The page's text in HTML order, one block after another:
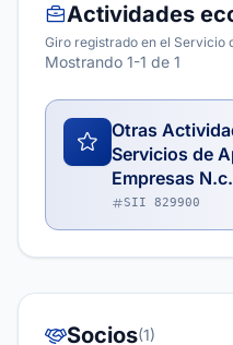
Actividades
Giro registrado en el Servicio
Mostrando 1-1 de 1
Otras
Servicios de
Empresas
SII 829900
Socios(1)